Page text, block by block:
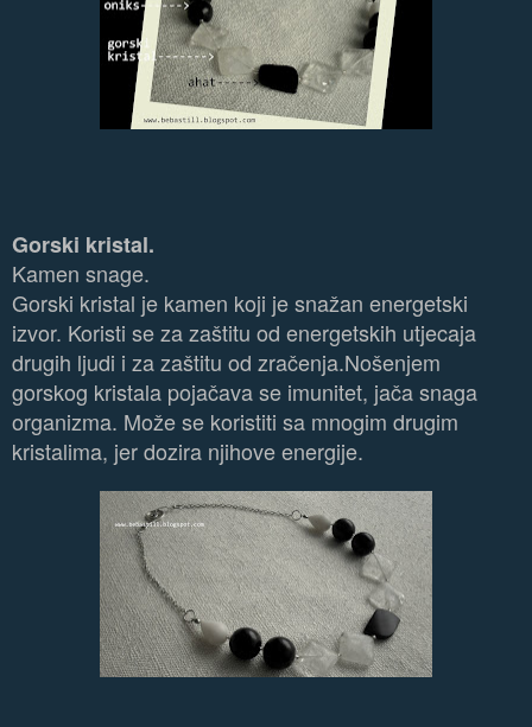
Gorski kristal.
Kamen snage.
Gorski kristal je kamen koji je snažan energetski
izvor. Koristi se za zaštitu od energetskih utjecaja
drugih ljudi i za zaštitu od zračenja.Nošenjem
gorskog kristala pojačava se imunitet, jača snaga
organizma. Može se koristiti sa mnogim drugim
kristalima, jer dozira njihove energije.